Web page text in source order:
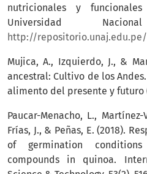
nutricionales y
Universidad
http://repositorio.unaj.edu.pe/
Mujica, A., Izquierdo, J., &
ancestral: Cultivo de los
alimento del presente y futuro
Paucar-Menacho, L.,
Frías, J., & Peñas, E. (2018).
of germination
compounds in quinoa.